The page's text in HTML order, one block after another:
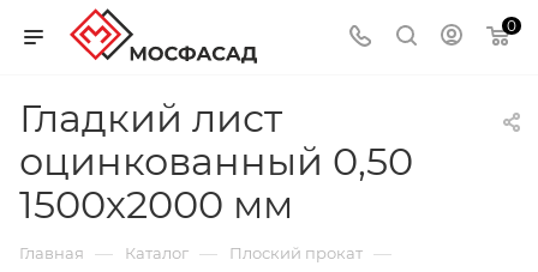
0
Гладкий лист
оцинкованный 0,50
1500х2000 мм
Главная — Каталог — Плоский прокат —